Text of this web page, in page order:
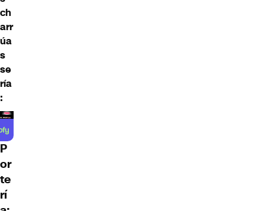
ch
arr
úa
s
se
ría
:
P
or
te
rí